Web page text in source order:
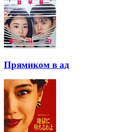
Прямиком в ад